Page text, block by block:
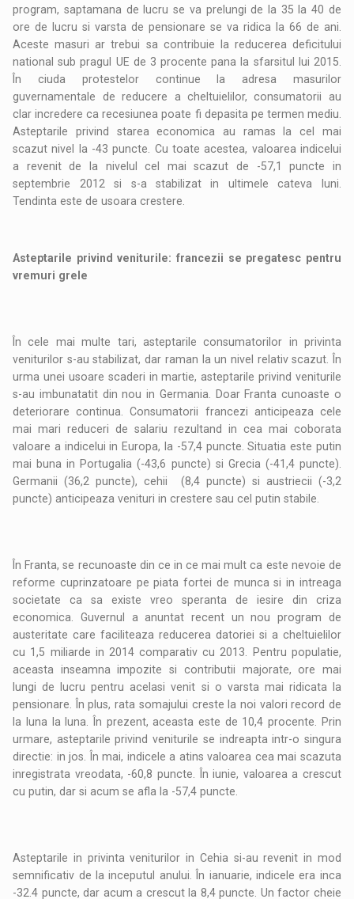
program, saptamana de lucru se va prelungi de la 35 la 40 de
ore de lucru si varsta de pensionare se va ridica la 66 de ani.
Aceste masuri ar trebui sa contribuie la reducerea deficitului
national sub pragul UE de 3 procente pana la sfarsitul lui 2015.
În ciuda protestelor continue la adresa masurilor
guvernamentale de reducere a cheltuielilor, consumatorii au
clar incredere ca recesiunea poate fi depasita pe termen mediu.
Asteptarile privind starea economica au ramas la cel mai
scazut nivel la -43 puncte. Cu toate acestea, valoarea indicelui
a revenit de la nivelul cel mai scazut de -57,1 puncte in
septembrie 2012 si s-a stabilizat in ultimele cateva luni.
Tendinta este de usoara crestere.
Asteptarile privind veniturile: francezii se pregatesc pentru
vremuri grele
În cele mai multe tari, asteptarile consumatorilor in privinta
veniturilor s-au stabilizat, dar raman la un nivel relativ scazut. În
urma unei usoare scaderi in martie, asteptarile privind veniturile
s-au imbunatatit din nou in Germania. Doar Franta cunoaste o
deteriorare continua. Consumatorii francezi anticipeaza cele
mai mari reduceri de salariu rezultand in cea mai coborata
valoare a indicelui in Europa, la -57,4 puncte. Situatia este putin
mai buna in Portugalia (-43,6 puncte) si Grecia (-41,4 puncte).
Germanii (36,2 puncte), cehii (8,4 puncte) si austriecii (-3,2
puncte) anticipeaza venituri in crestere sau cel putin stabile.
În Franta, se recunoaste din ce in ce mai mult ca este nevoie de
reforme cuprinzatoare pe piata fortei de munca si in intreaga
societate ca sa existe vreo speranta de iesire din criza
economica. Guvernul a anuntat recent un nou program de
austeritate care faciliteaza reducerea datoriei si a cheltuielilor
cu 1,5 miliarde in 2014 comparativ cu 2013. Pentru populatie,
aceasta inseamna impozite si contributii majorate, ore mai
lungi de lucru pentru acelasi venit si o varsta mai ridicata la
pensionare. În plus, rata somajului creste la noi valori record de
la luna la luna. În prezent, aceasta este de 10,4 procente. Prin
urmare, asteptarile privind veniturile se indreapta intr-o singura
directie: in jos. În mai, indicele a atins valoarea cea mai scazuta
inregistrata vreodata, -60,8 puncte. În iunie, valoarea a crescut
cu putin, dar si acum se afla la -57,4 puncte.
Asteptarile in privinta veniturilor in Cehia si-au revenit in mod
semnificativ de la inceputul anului. În ianuarie, indicele era inca
-32.4 puncte, dar acum a crescut la 8,4 puncte. Un factor cheie